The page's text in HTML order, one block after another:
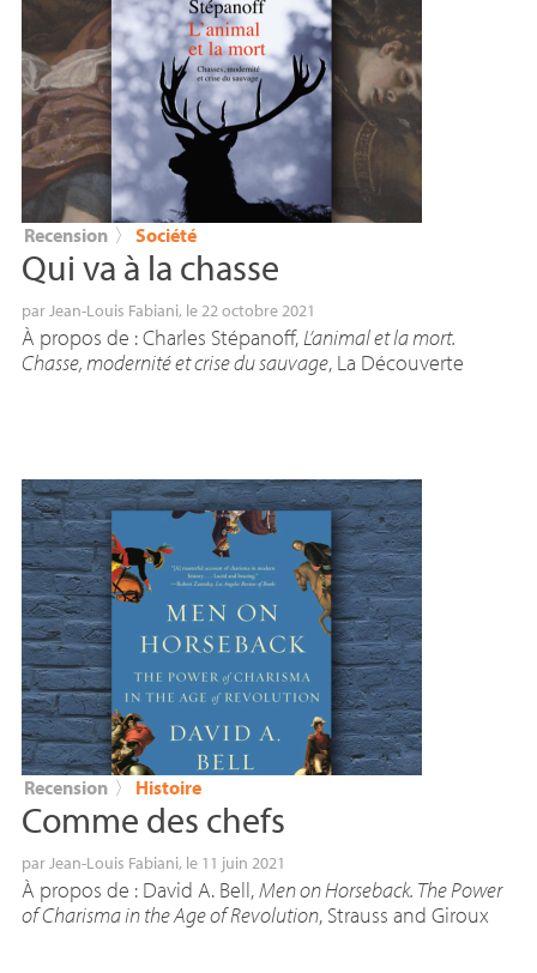
Recension 〉 Société
Qui va à la chasse
parJean-Louis Fabiani, le 22 octobre 2021
À propos de : Charles Stépanoff,L’animal et la mort.
Chasse, modernité et crise du sauvage, La Découverte
Recension 〉 Histoire
Comme des chefs
parJean-Louis Fabiani, le 11 juin 2021
À propos de : David A. Bell,Men on Horseback. The Power
of Charisma in the Age of Revolution, Strauss and Giroux